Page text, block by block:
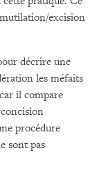
excision
décrire une
les méfaits
il compare
procédure
sont pas